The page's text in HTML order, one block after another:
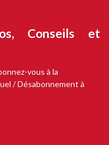
Conseils et
vous à la
/ Désabonnement à